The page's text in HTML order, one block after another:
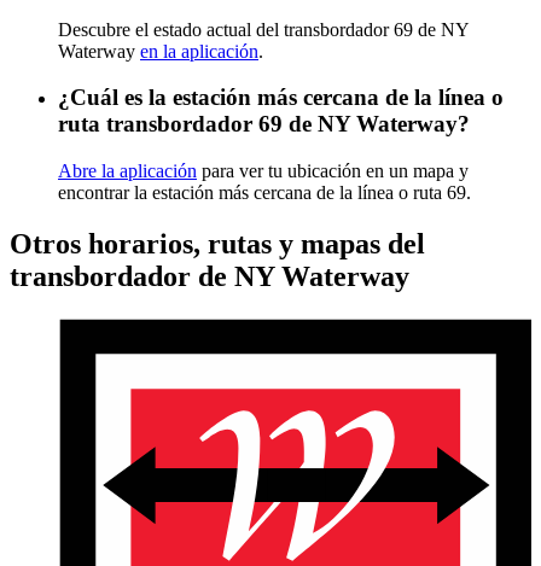
Descubre el estado actual del transbordador 69 de NY
Waterway en la aplicación.
¿Cuál es la estación más cercana de la línea o
ruta transbordador 69 de NY Waterway?
Abre la aplicación para ver tu ubicación en un mapa y
encontrar la estación más cercana de la línea o ruta 69.
Otros horarios, rutas y mapas del
transbordador de NY Waterway